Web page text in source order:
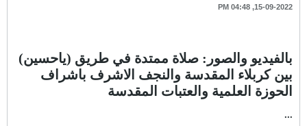
15-09-2022, 04:48 PM
بالفيديو والصور: صلاة ممتدة في طريق (ياحسين)
بين كربلاء المقدسة والنجف الاشرف باشراف
الحوزة العلمية والعتبات المقدسة
...